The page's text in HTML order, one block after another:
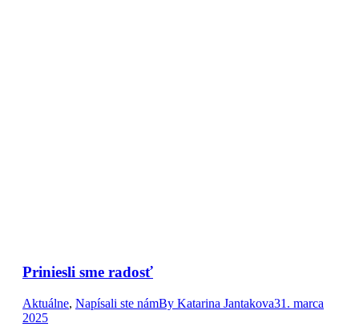
Priniesli sme radosť
Aktuálne, Napísali ste námBy Katarina Jantakova31. marca
2025